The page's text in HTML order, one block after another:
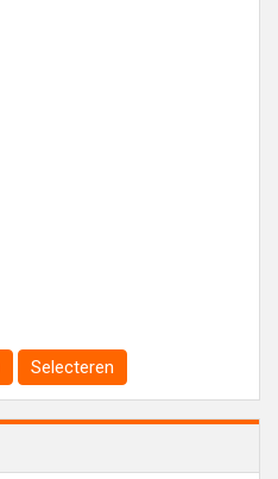
Selecteren